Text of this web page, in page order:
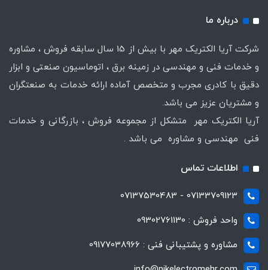
درباره ما
شرکت آریا الکتریک مهر با بیش از 15 سال سابقه فروش ، مشاوره
و خدمات فنی و مهندسی در زمینه برق ، اتوماسیون صنعتی و ابزار
دقیق با کادری مجرب و متخصص آماده ارائه خدمات به صنعتگران
و مشتریان عزیز می باشد.
آریا الکتریک مهر متشکل از مجموعه فروش ، بازرگانی و خدمات
فنی مهندسی و مشاوره می باشد .
اطلاعات تماس
07133709123 - 07137530483
واحد فروش : 09302761130
مشاوره و پشتیبانی فنی : 09177038966